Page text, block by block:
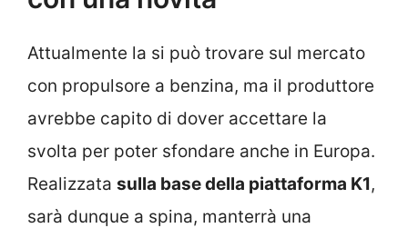
Attualmente la si può trovare sul mercato
con propulsore a benzina, ma il produttore
avrebbe capito di dover accettare la
svolta per poter sfondare anche in Europa.
Realizzata sulla base della piattaforma K1,
sarà dunque a spina, manterrà una